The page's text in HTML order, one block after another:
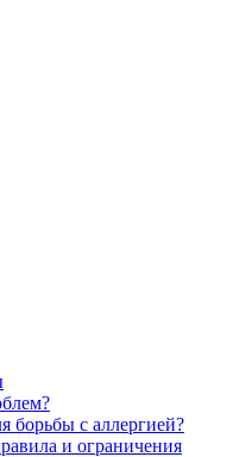
борьбы с аллергией?
и ограничения